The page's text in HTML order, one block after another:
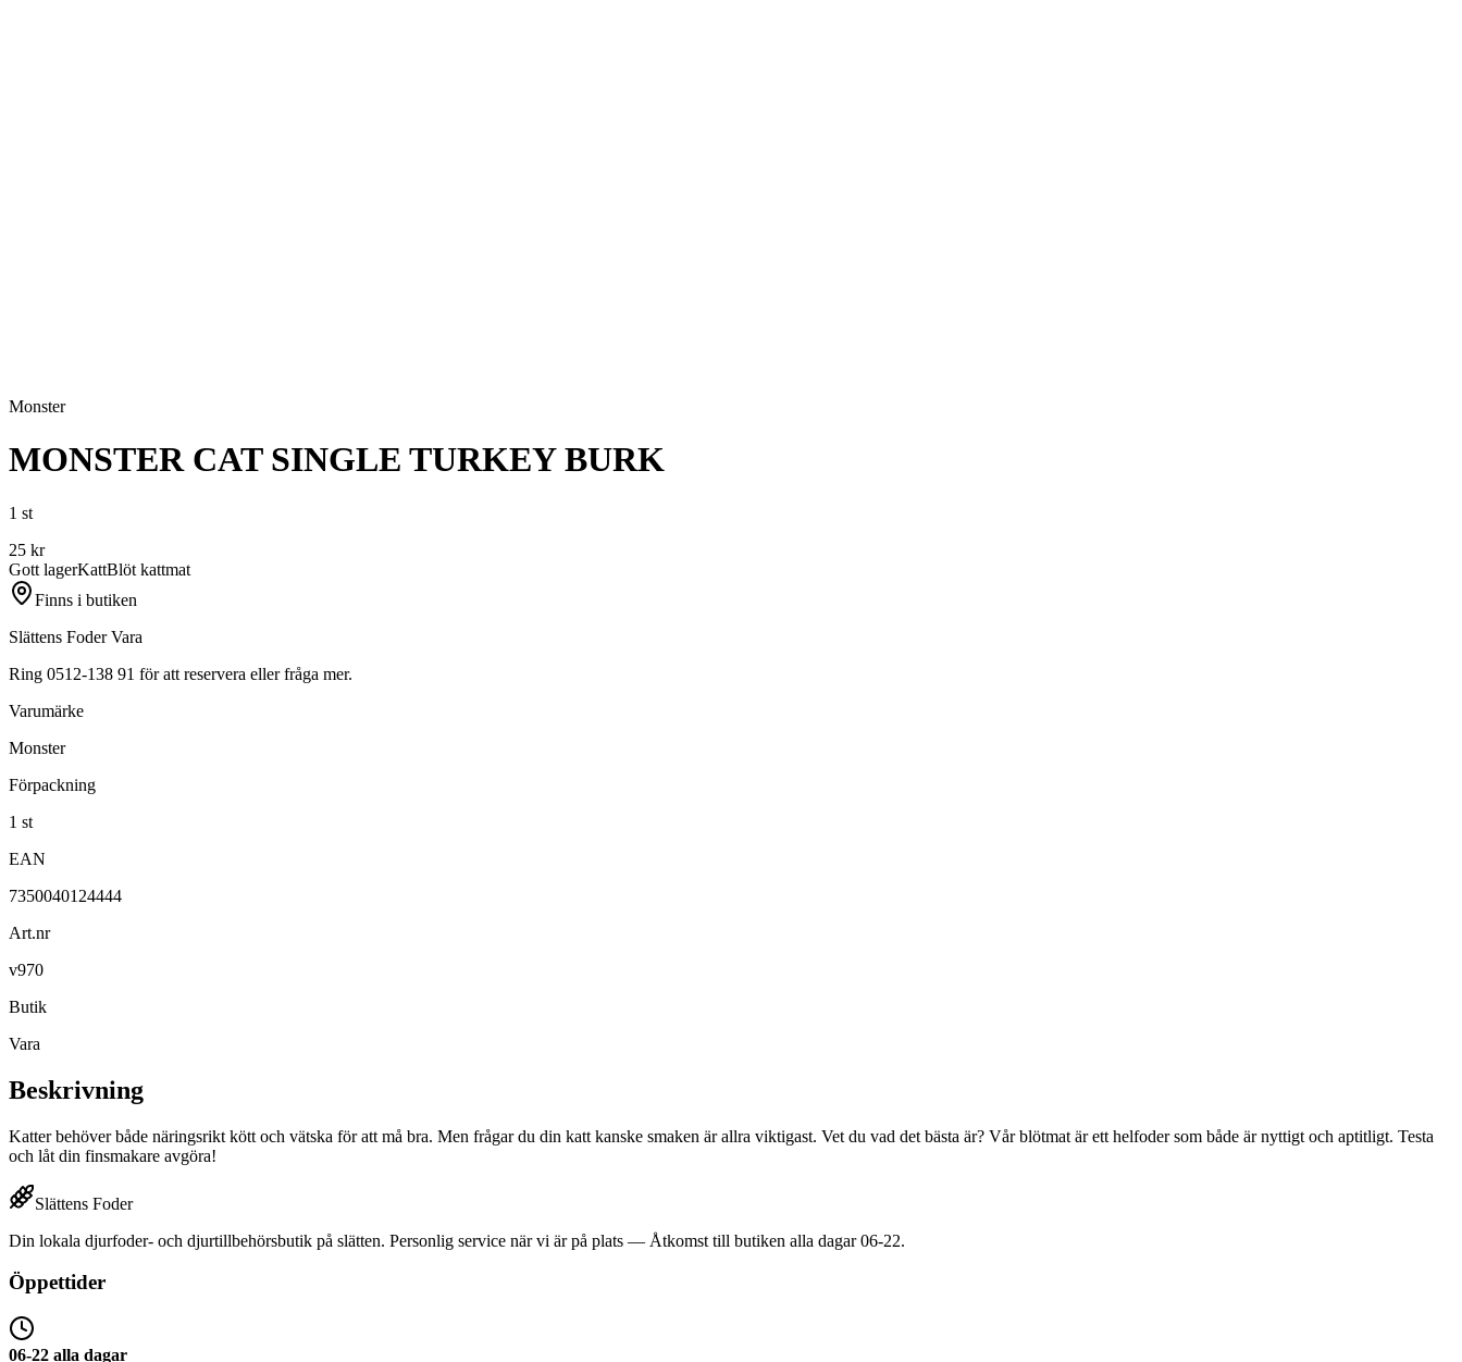
Monster
MONSTER CAT SINGLE TURKEY BURK
1 st
25 kr
Gott lagerKattBlöt kattmat
Finns i butiken
Slättens Foder Vara
Ring 0512-138 91 för att reservera eller fråga mer.
Varumärke
Monster
Förpackning
1 st
EAN
7350040124444
Art.nr
v970
Butik
Vara
Beskrivning
Katter behöver både näringsrikt kött och vätska för att må bra. Men frågar du din katt kanske smaken är allra viktigast. Vet du vad det bästa är? Vår blötmat är ett helfoder som både är nyttigt och aptitligt. Testa
och låt din finsmakare avgöra!
Slättens Foder
Din lokala djurfoder- och djurtillbehörsbutik på slätten. Personlig service när vi är på plats — Åtkomst till butiken alla dagar 06-22.
Öppettider
06-22 alla dagar